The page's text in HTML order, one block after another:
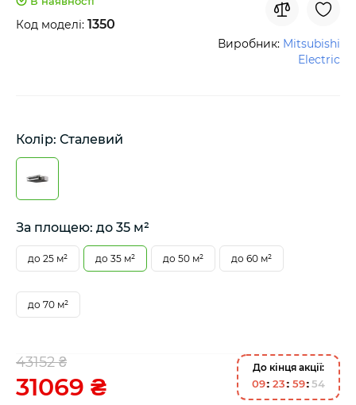
Код моделі: 1350
Виробник: Mitsubishi
Electric
Колір: Сталевий
За площею: до 35 м²
до 25 м² до 35 м² до 50 м² до 60 м²
до 70 м²
43152 ₴
31069 ₴
До кінця акції:
09 23 59 54